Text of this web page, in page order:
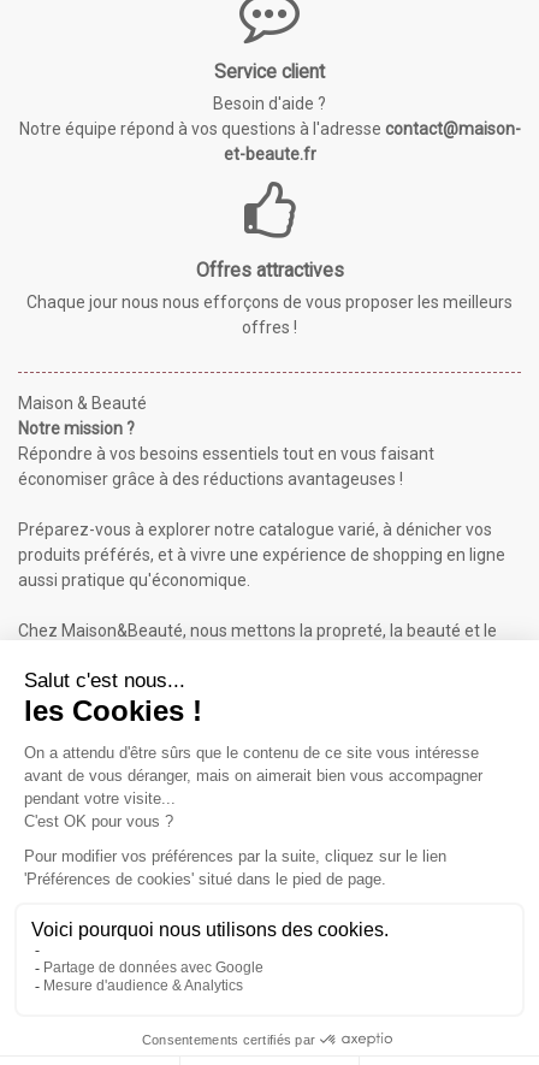
Service client
Besoin d'aide ?
Notre équipe répond à vos questions à l'adresse contact@maison-
et-beaute.fr
Offres attractives
Chaque jour nous nous efforçons de vous proposer les meilleurs
offres !
Maison & Beauté
Notre mission ?
Répondre à vos besoins essentiels tout en vous faisant
économiser grâce à des réductions avantageuses !
Préparez-vous à explorer notre catalogue varié, à dénicher vos
produits préférés, et à vivre une expérience de shopping en ligne
aussi pratique qu'économique.
Chez Maison&Beauté, nous mettons la propreté, la beauté et le
Maison & Beauté : Informations
À propos de nous
Conditions générales de vente (CGV)
Plan du site
Contactez-nous
Inscrivez-vous à notre Newsletter
Valable sur votre 1ère commande dès 50€ d'achat.